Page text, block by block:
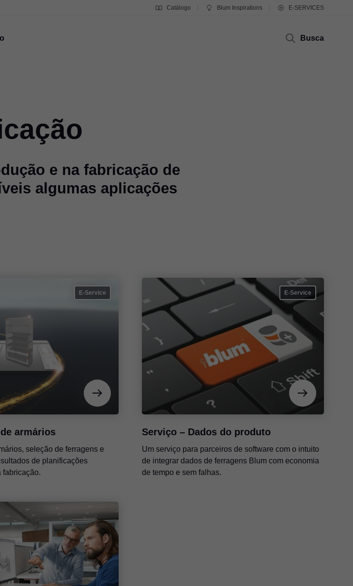
Catálogo Blum Inspirations E-SERVICES
Busca
e na fabricação de
algumas aplicações
E-Service
armários
seleção de ferragens e
de planificações
fabricação.
E-Service
Serviço – Dados do produto
Um serviço para parceiros de software com o intuito
de integrar dados de ferragens Blum com economia
de tempo e sem falhas.